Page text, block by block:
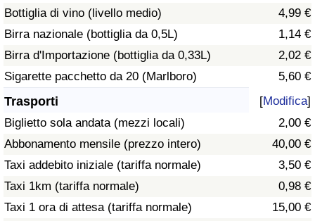
Bottiglia di vino (livello medio)
4,99 €
Birra nazionale (bottiglia da 0,5L)
1,14 €
Birra d'Importazione (bottiglia da 0,33L)
2,02 €
Sigarette pacchetto da 20 (Marlboro)
5,60 €
Trasporti [Modifica]
Biglietto sola andata (mezzi locali)
2,00 €
Abbonamento mensile (prezzo intero)
40,00 €
Taxi addebito iniziale (tariffa normale)
3,50 €
Taxi 1km (tariffa normale)
0,98 €
Taxi 1 ora di attesa (tariffa normale)
15,00 €
Indice del Traffico
Indice del traffico (Corrente)
Indice del traffico per Nazione